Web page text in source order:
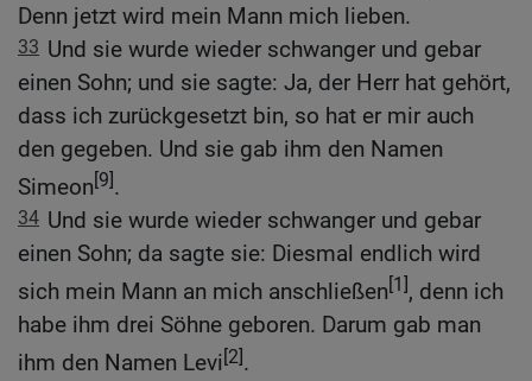
Denn jetzt wird mein Mann mich lieben.
33 Und sie wurde wieder schwanger und gebar
einen Sohn; und sie sagte: Ja, der Herr hat gehört,
dass ich zurückgesetzt bin, so hat er mir auch
den gegeben. Und sie gab ihm den Namen
Simeon[9].
34 Und sie wurde wieder schwanger und gebar
einen Sohn; da sagte sie: Diesmal endlich wird
sich mein Mann an mich anschließen[1], denn ich
habe ihm drei Söhne geboren. Darum gab man
ihm den Namen Levi [2].